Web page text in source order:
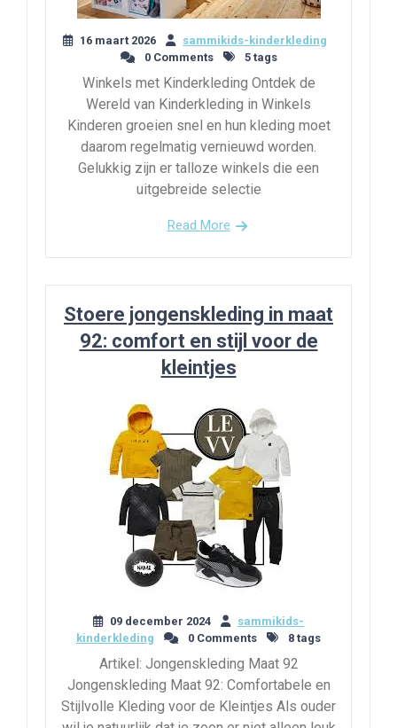
16 maart 2026
sammikids-kinderkleding
0 Comments
5 tags
Winkels met Kinderkleding Ontdek de
Wereld van Kinderkleding in Winkels
Kinderen groeien snel en hun kleding moet
daarom regelmatig vernieuwd worden.
Gelukkig zijn er talloze winkels die een
uitgebreide selectie
Read More
Stoere jongenskleding in maat
92: comfort en stijl voor de
kleintjes
09 december 2024
sammikids-
kinderkleding
0 Comments 8 tags
Artikel: Jongenskleding Maat 92
Jongenskleding Maat 92: Comfortabele en
Stijlvolle Kleding voor de Kleintjes Als ouder